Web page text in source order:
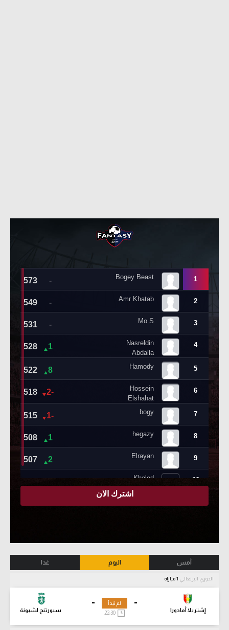
أمس اليوم غدا
الدوري البرتغالي
-
إشتريلا أمادورا
-
سبورتنج لشبونة
لم تبدأ